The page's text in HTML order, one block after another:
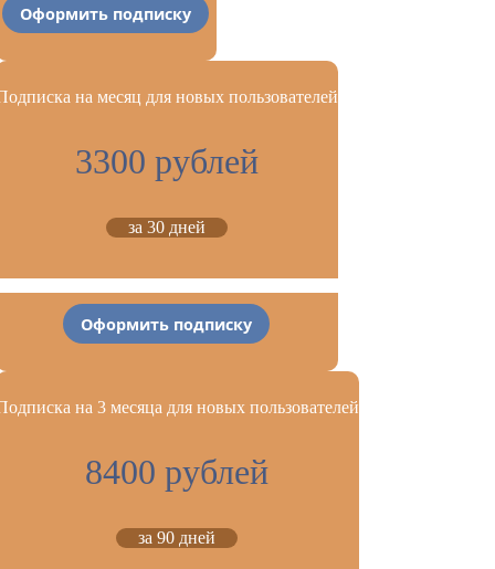
Оформить подписку
на месяц для новых пользователей
3300 рублей
за 30 дней
Оформить подписку
на 3 месяца для новых пользователей
8400 рублей
за 90 дней